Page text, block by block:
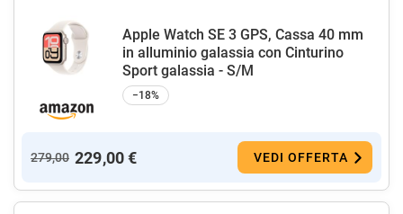
Apple Watch SE 3 GPS, Cassa 40 mm
in alluminio galassia con Cinturino
Sport galassia - S/M
−18%
279,00 229,00 € VEDI OFFERTA